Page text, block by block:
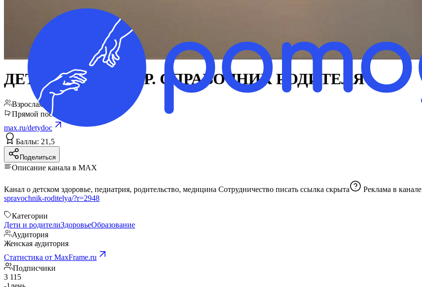
ДЕТСКИЙ ДОКТОР. СПРАВОЧНИК РОДИТЕЛЯ
Взрослая ЦА
Прямой пост
max.ru/detydoc
Баллы: 21,5
Поделиться
Описание канала в MAX
Канал о детском здоровье, педиатрия, родительство, медицина Сотрудничество писать ссылка скрыта Реклама в канале
spravochnik-roditelya/?r=2948
Категории
Дети и родителиЗдоровьеОбразование
Аудитория
Женская аудитория
Статистика от MaxFrame.ru
Подписчики
3 115